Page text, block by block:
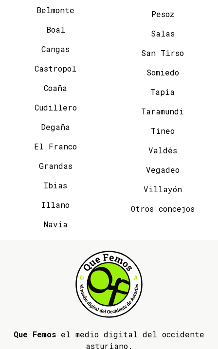
Belmonte
Boal
Cangas
Castropol
Coaña
Cudillero
Degaña
El Franco
Grandas
Ibias
Illano
Navia
Pesoz
Salas
San Tirso
Somiedo
Tapia
Taramundi
Tineo
Valdés
Vegadeo
Villayón
Otros concejos
Que Femos el medio digital del occidente
asturiano.